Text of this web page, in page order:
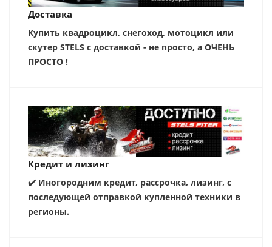
Доставка
Купить квадроцикл, снегоход, мотоцикл или
скутер STELS с доставкой - не просто, а ОЧЕНЬ
ПРОСТО !
Кредит и лизинг
✔️ Иногородним кредит, рассрочка, лизинг, с
последующей отправкой купленной техники в
регионы.